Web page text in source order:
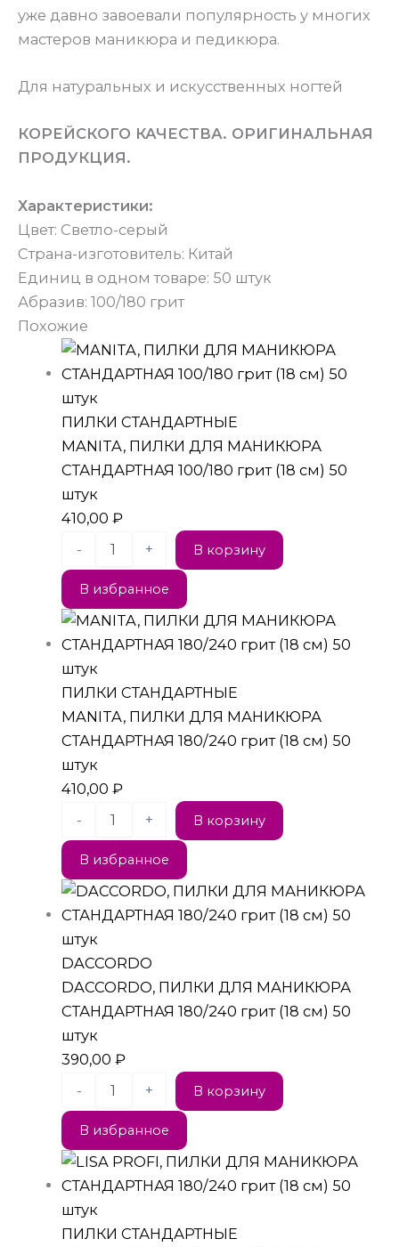
уже давно завоевали популярность у многих
мастеров маникюра и педикюра.
Для натуральных и искусственных ногтей
КОРЕЙСКОГО КАЧЕСТВА. ОРИГИНАЛЬНАЯ
ПРОДУКЦИЯ.
Характеристики:
Цвет: Светло-серый
Страна-изготовитель: Китай
Единиц в одном товаре: 50 штук
Абразив: 100/180 грит
Похожие
ПИЛКИ СТАНДАРТНЫЕ
MANITA, ПИЛКИ ДЛЯ МАНИКЮРА
СТАНДАРТНАЯ 100/180 грит (18 см) 50
штук
410,00₽
-
+ В корзину
В избранное
ПИЛКИ СТАНДАРТНЫЕ
MANITA, ПИЛКИ ДЛЯ МАНИКЮРА
СТАНДАРТНАЯ 180/240 грит (18 см) 50
штук
410,00₽
-
+ В корзину
В избранное
DACCORDO
DACCORDO, ПИЛКИ ДЛЯ МАНИКЮРА
СТАНДАРТНАЯ 180/240 грит (18 см) 50
штук
390,00₽
-
+ В корзину
В избранное
ПИЛКИ СТАНДАРТНЫЕ